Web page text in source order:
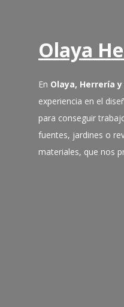
Olaya
En Olaya, Herrería y
experiencia en el
para conseguir
fuentes, jardines o
materiales, que nos